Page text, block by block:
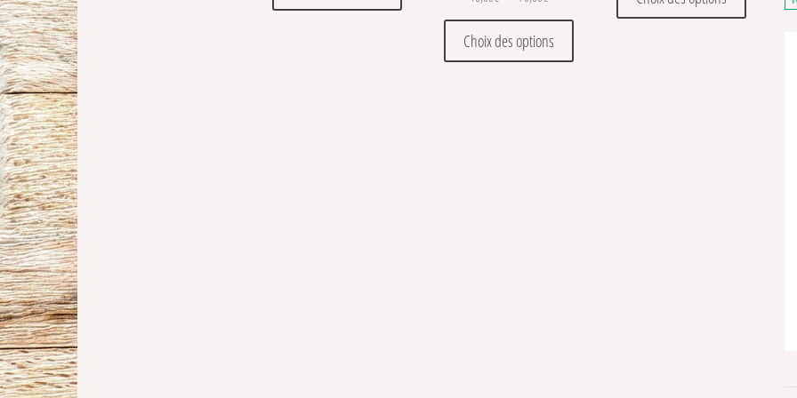
Choix des options
Ce produit a plusieurs variations. Les